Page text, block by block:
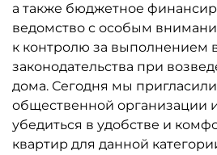
а также бюджетное
ведомство с особым
к контролю за выполнением
законодательства при
дома. Сегодня мы
общественной организации
убедиться в удобстве и
квартир для данной